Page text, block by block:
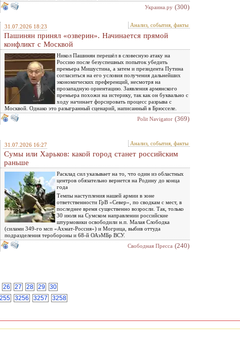
Украина.ру (300)
31.07.2026 18:23 Анализ, события, факты
Пашинян принял «озверин». Начинается прямой
конфликт с Москвой
Никол Пашинян перешёл в словесную атаку на
Россию после безуспешных попыток убедить
премьера Мишустина, а затем и президента Путина
согласиться на его условия получения дальнейших
экономических преференций, несмотря на
прозападную ориентацию. Заявления армянского
премьера похожи на истерику, так как он буквально с
ходу начинает форсировать процесс разрыва с
Москвой. Однако это разыгранный сценарий, написанный в Брюсселе.
Polit Navigator (369)
31.07.2026 16:27 Анализ, события, факты
Сумы или Харьков: какой город станет российским
раньше
Расклад сил указывает на то, что один из областных
центров обязательно вернется на Родину до конца
года
Темпы наступления нашей армии в зоне
ответственности ГрВ «Север», по сводкам с мест, в
последнее время существенно возросли. Так, только
30 июля на Сумском направлении российские
штурмовики освободили н.п. Малая Слободка
(силами 349-го мсп «Ахмат-Россия») и Могрица, выбив оттуда
подразделения теробороны и 68-й ОАэМБр ВСУ.
Свободная Пресса (240)
26 27 28 29
30
3256 3257 3258